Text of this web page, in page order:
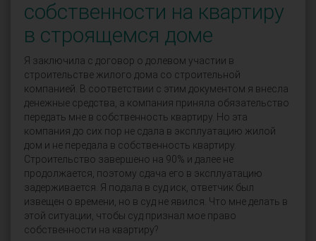
собственности на квартиру
в строящемся доме
Я заключила с договор о долевом участии в
строительстве жилого дома со строительной
компанией. В соответствии с этим документом я внесла
денежные средства, а компания приняла обязательство
передать мне в собственность квартиру. Но эта
компания до сих пор не сдала в эксплуатацию жилой
дом и не передала в собственность квартиру.
Строительство завершено на 90% и далее не
продолжается, поэтому сдача его в эксплуатацию
задерживается. Я подала в суд иск, ответчик был
извещен о времени, но в суд не явился. Что мне делать в
этой ситуации, чтобы суд признал мое право
собственности на квартиру?